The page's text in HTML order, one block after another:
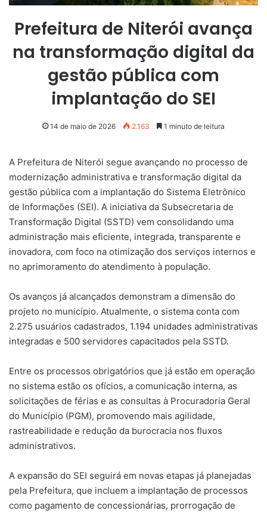
Prefeitura de Niterói avança
na transformação digital da
gestão pública com
implantação do SEI
14 de maio de 2026 2.163 1 minuto de leitura
A Prefeitura de Niterói segue avançando no processo de
modernização administrativa e transformação digital da
gestão pública com a implantação do Sistema Eletrônico
de Informações (SEI). A iniciativa da Subsecretaria de
Transformação Digital (SSTD) vem consolidando uma
administração mais eficiente, integrada, transparente e
inovadora, com foco na otimização dos serviços internos e
no aprimoramento do atendimento à população.
Os avanços já alcançados demonstram a dimensão do
projeto no município. Atualmente, o sistema conta com
2.275 usuários cadastrados, 1.194 unidades administrativas
integradas e 500 servidores capacitados pela SSTD.
Entre os processos obrigatórios que já estão em operação
no sistema estão os ofícios, a comunicação interna, as
solicitações de férias e as consultas à Procuradoria Geral
do Município (PGM), promovendo mais agilidade,
rastreabilidade e redução da burocracia nos fluxos
administrativos.
A expansão do SEI seguirá em novas etapas já planejadas
pela Prefeitura, que incluem a implantação de processos
como pagamento de concessionárias, prorrogação de